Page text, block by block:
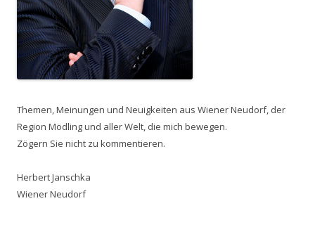
Themen, Meinungen und Neuigkeiten aus Wiener Neudorf, der
Region Mödling und aller Welt, die mich bewegen.
Zögern Sie nicht zu kommentieren.
Herbert Janschka
Wiener Neudorf